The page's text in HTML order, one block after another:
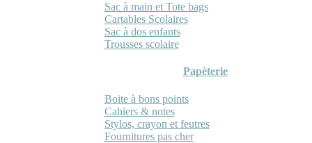
Sac à main et Tote bags
Cartables Scolaires
Sac à dos enfants
Trousses scolaire
Papèterie
Boite à bons points
Cahiers & notes
Stylos, crayon et feutres
Fournitures pas cher